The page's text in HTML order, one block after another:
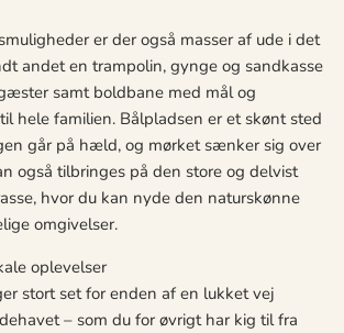
er der også masser af ude i det
andet en trampolin, gynge og sandkasse
samt boldbane med mål og
hele familien. Bålpladsen er et skønt sted
går på hæld, og mørket sænker sig over
også tilbringes på den store og delvist
hvor du kan nyde den naturskønne
omgivelser.
oplevelser
stort set for enden af en lukket vej
– som du for øvrigt har kig til fra